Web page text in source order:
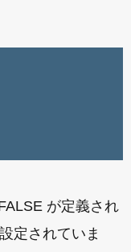
が定義され
定されていま